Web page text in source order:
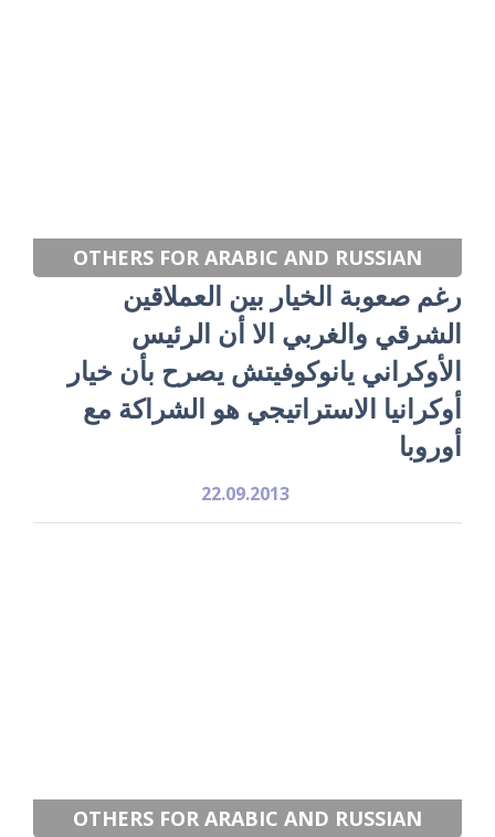
OTHERS FOR ARABIC AND RUSSIAN
رغم صعوبة الخيار بين العملاقين
الشرقي والغربي الا أن الرئيس
الأوكراني يانوكوفيتش يصرح بأن خيار
أوكرانيا الاستراتيجي هو الشراكة مع
أوروبا
22.09.2013
OTHERS FOR ARABIC AND RUSSIAN